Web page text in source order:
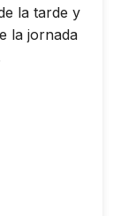
la tarde y
la jornada